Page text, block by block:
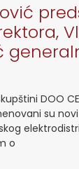
DOO
su
o